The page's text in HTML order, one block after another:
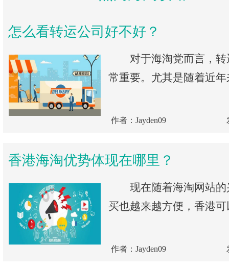
怎么看转运公司好不好？
对于海淘党而言，转
常重要。尤其是随着近
作者：Jayden09
香港海淘优势体现在哪里？
现在随着海淘网站的
买也越来越方便，香港
作者：Jayden09